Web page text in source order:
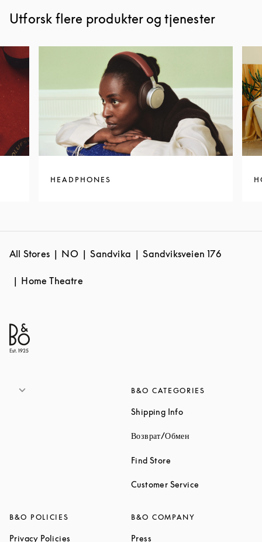
Utforsk flere produkter og tjenester
HEADPHONES
All Stores NO Sandvika Sandviksveien 176
Home Theatre
B&O CATEGORIES
Shipping InfoLink Opens in New
Возврат/Обмен
Find Store
Customer Service
B&O POLICIES
Privacy Policies Link Opens in New Tab
B&O COMPANY
Press